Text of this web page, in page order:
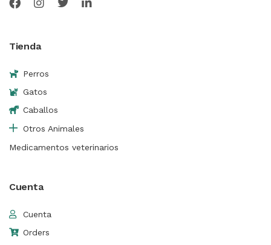
Tienda
Perros
Gatos
Caballos
Otros Animales
Medicamentos veterinarios
Cuenta
Cuenta
Orders